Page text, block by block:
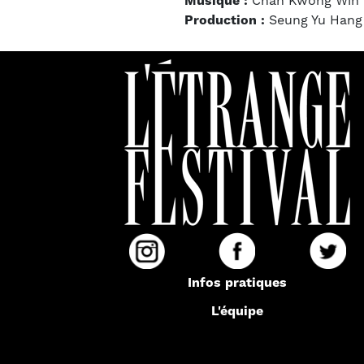
Production : Seung Yu Hang
Infos pratiques
L'équipe